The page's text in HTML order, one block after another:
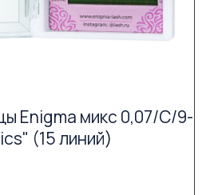
Enigma микс 0,07/C/9-
(15 линий)